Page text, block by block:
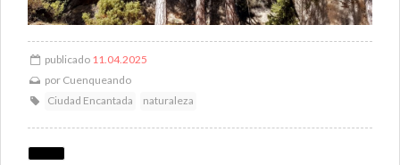
publicado 11.04.2025
por Cuenqueando
Ciudad Encantada
naturaleza